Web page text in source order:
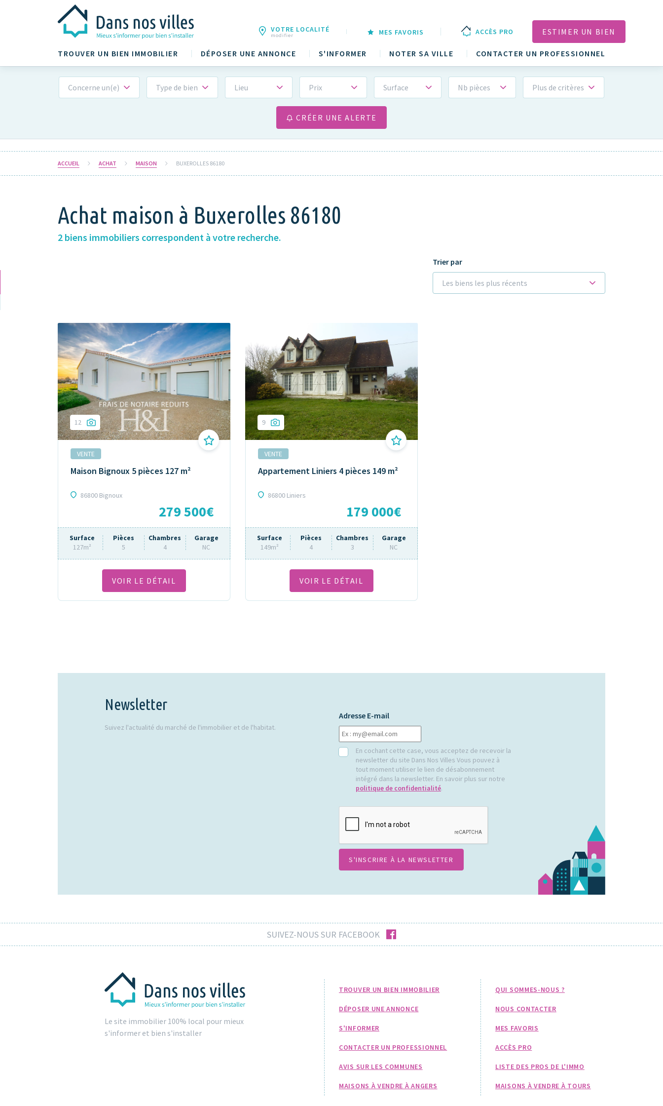
TROUVER UN BIEN IMMOBILIER DÉPOSER UNE ANNONCE S'INFORMER NOTER SA VILLE CONTACTER UN PROFESSIONNEL
VOTRE LOCALITÉ
modifier MES FAVORIS ACCÈS PRO ESTIMER UN BIEN
Concerne un(e) Type de bien Lieu Prix Surface Nb pièces Plus de critères
CRÉER UNE ALERTE
ACCUEIL ACHAT MAISON BUXEROLLES 86180
Achat maison à Buxerolles 86180
2 biens immobiliers correspondent à votre recherche.
Trier par
Les biens les plus récents
12
VENTE
Maison Bignoux 5 pièces 127 m²
86800 Bignoux
279 500€
Surface
127m²
Pièces
5
Chambres
4
Garage
NC
VOIR LE DÉTAIL
9
VENTE
Appartement Liniers 4 pièces 149 m²
86800 Liniers
179 000€
Surface
149m²
Pièces
4
Chambres
3
Garage
NC
VOIR LE DÉTAIL
Newsletter
Suivez l'actualité du marché de l'immobilier et de l'habitat.
Adresse E-mail
RGPDEn cochant cette case, vous acceptez de recevoir la
newsletter du site Dans Nos Villes Vous pouvez à
tout moment utiliser le lien de désabonnement
intégré dans la newsletter. En savoir plus sur notre
politique de confidentialité.
SUIVEZ-NOUS SUR FACEBOOK facebook
Le site immobilier 100% local pour mieux
s'informer et bien s'installer
TROUVER UN BIEN IMMOBILIER
DÉPOSER UNE ANNONCE
S'INFORMER
CONTACTER UN PROFESSIONNEL
AVIS SUR LES COMMUNES
MAISONS À VENDRE À ANGERS
QUI SOMMES-NOUS ?
NOUS CONTACTER
MES FAVORIS
ACCÈS PRO
LISTE DES PROS DE L'IMMO
MAISONS À VENDRE À TOURS